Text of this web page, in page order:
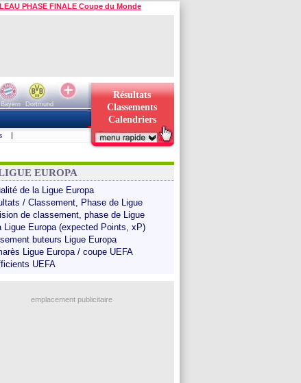
PHASE FINALE Coupe du Monde
Bayern
Dortmund
Résultats
Classements
Calendriers
|
EUROPA
de la Ligue Europa
/ Classement, Phase de Ligue
de classement, phase de Ligue
Ligue Europa (expected Points, xP)
buteurs Ligue Europa
Ligue Europa / coupe UEFA
UEFA
emplacement publicitaire